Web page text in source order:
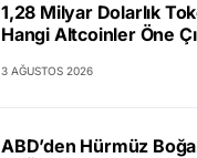
1,28 Milyar Dolarlık
Hangi Altcoinler Öne
3 AĞUSTOS 2026
ABD’den Hürmüz